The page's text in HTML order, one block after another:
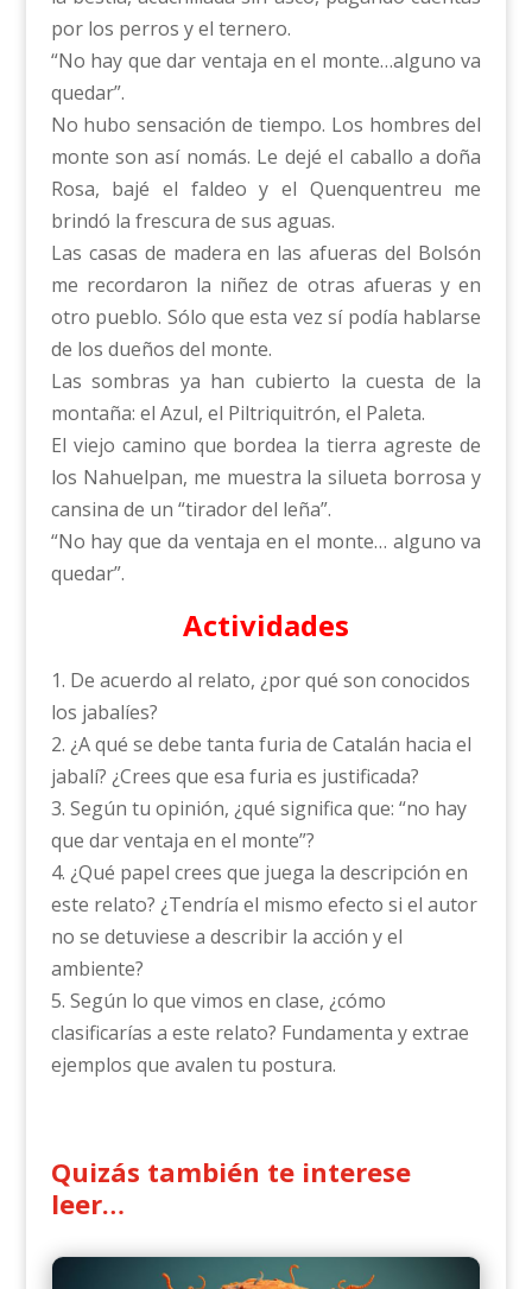
por los perros y el ternero.
“No hay que dar ventaja en el monte…alguno va
quedar”.
No hubo sensación de tiempo. Los hombres del
monte son así nomás. Le dejé el caballo a doña
Rosa, bajé el faldeo y el Quenquentreu me
brindó la frescura de sus aguas.
Las casas de madera en las afueras del Bolsón
me recordaron la niñez de otras afueras y en
otro pueblo. Sólo que esta vez sí podía hablarse
de los dueños del monte.
Las sombras ya han cubierto la cuesta de la
montaña: el Azul, el Piltriquitrón, el Paleta.
El viejo camino que bordea la tierra agreste de
los Nahuelpan, me muestra la silueta borrosa y
cansina de un “tirador del leña”.
“No hay que da ventaja en el monte… alguno va
quedar”.
Actividades
1. De acuerdo al relato, ¿por qué son conocidos
los jabalíes?
2. ¿A qué se debe tanta furia de Catalán hacia el
jabalí? ¿Crees que esa furia es justificada?
3. Según tu opinión, ¿qué significa que: “no hay
que dar ventaja en el monte”?
4. ¿Qué papel crees que juega la descripción en
este relato? ¿Tendría el mismo efecto si el autor
no se detuviese a describir la acción y el
ambiente?
5. Según lo que vimos en clase, ¿cómo
clasificarías a este relato? Fundamenta y extrae
ejemplos que avalen tu postura.
Quizás también te interese
leer…